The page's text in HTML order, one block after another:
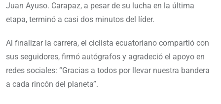
Juan Ayuso. Carapaz, a pesar de su lucha en la última
etapa, terminó a casi dos minutos del líder.
Al finalizar la carrera, el ciclista ecuatoriano compartió con
sus seguidores, firmó autógrafos y agradeció el apoyo en
redes sociales: “Gracias a todos por llevar nuestra bandera
a cada rincón del planeta”.